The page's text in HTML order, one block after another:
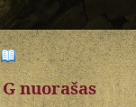
nuorašas